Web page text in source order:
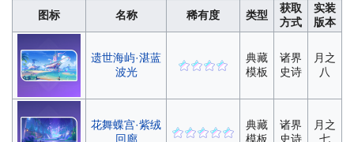
图标 名称 稀有度 类型
获取
方式
实装
版本
遗世海屿·湛蓝
波光
典藏
模板
诸界
史诗
月之
八
花舞蝶宫·紫绒
回廊
典藏
模板
诸界
史诗
月之
七